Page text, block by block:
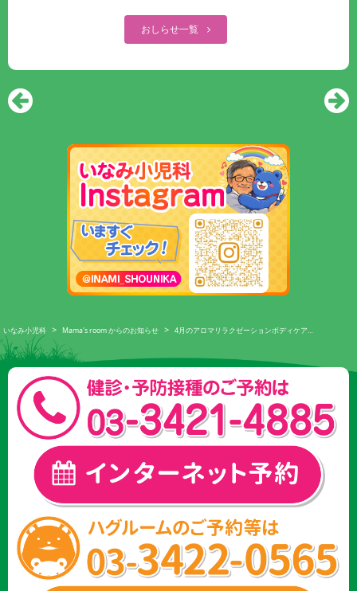
おしらせ一覧
いなみ小児科 > Mama's room からのお知らせ > 4月のアロマリラクゼーションボディケア…